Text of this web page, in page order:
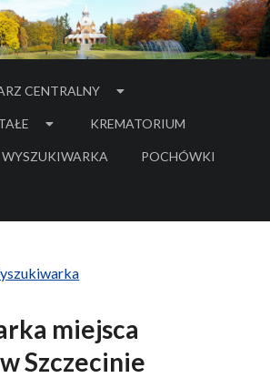
CENTRALNY
KREMATORIUM
WYSZUKIWARKA POCHÓWKI
- LINK DO SERWISU
miejsca
Szczecinie